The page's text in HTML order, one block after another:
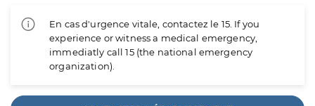
En cas d'urgence vitale, contactez le 15. If you
experience or witness a medical emergency,
immediatly call 15 (the national emergency
organization).